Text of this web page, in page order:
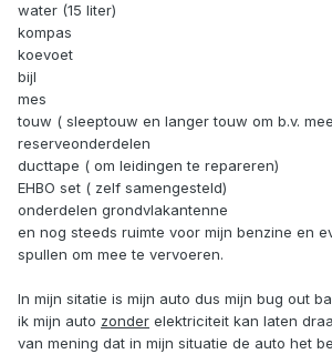
water (15 liter)
kompas
koevoet
bijl
mes
touw ( sleeptouw en langer touw om b.v.
reserveonderdelen
ducttape ( om leidingen te repareren)
EHBO set ( zelf samengesteld)
onderdelen grondvlakantenne
en nog steeds ruimte voor mijn benzine en
spullen om mee te vervoeren.
In mijn sitatie is mijn auto dus mijn bug out
ik mijn auto zonder elektriciteit kan laten
van mening dat in mijn situatie de auto het